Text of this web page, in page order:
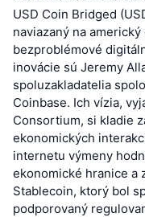
USD Coin Bridged
naviazaný na
bezproblémové
inovácie sú Jeremy
spoluzakladatelia
Coinbase. Ich vízia,
Consortium, si kladie
ekonomických
internetu výmeny
ekonomické hranice a
Stablecoin, ktorý bol
podporovaný